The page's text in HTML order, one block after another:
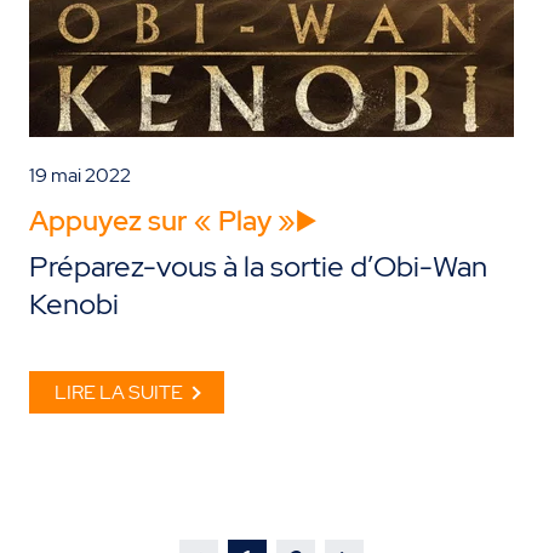
19 mai 2022
Appuyez sur « Play »▶️
Préparez-vous à la sortie d’Obi-Wan
Kenobi
LIRE LA SUITE